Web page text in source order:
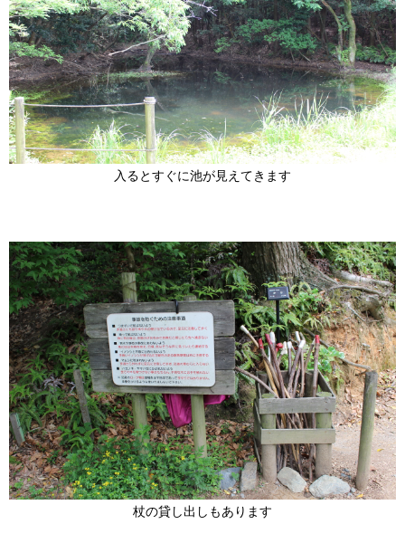
入るとすぐに池が見えてきます
杖の貸し出しもあります